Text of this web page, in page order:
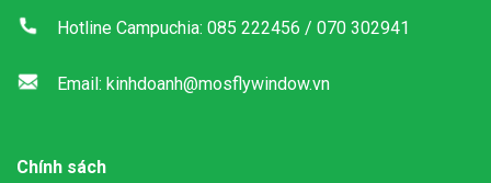
Hotline Campuchia: 085 222456 / 070 302941
Email: kinhdoanh@mosflywindow.vn
Chính sách